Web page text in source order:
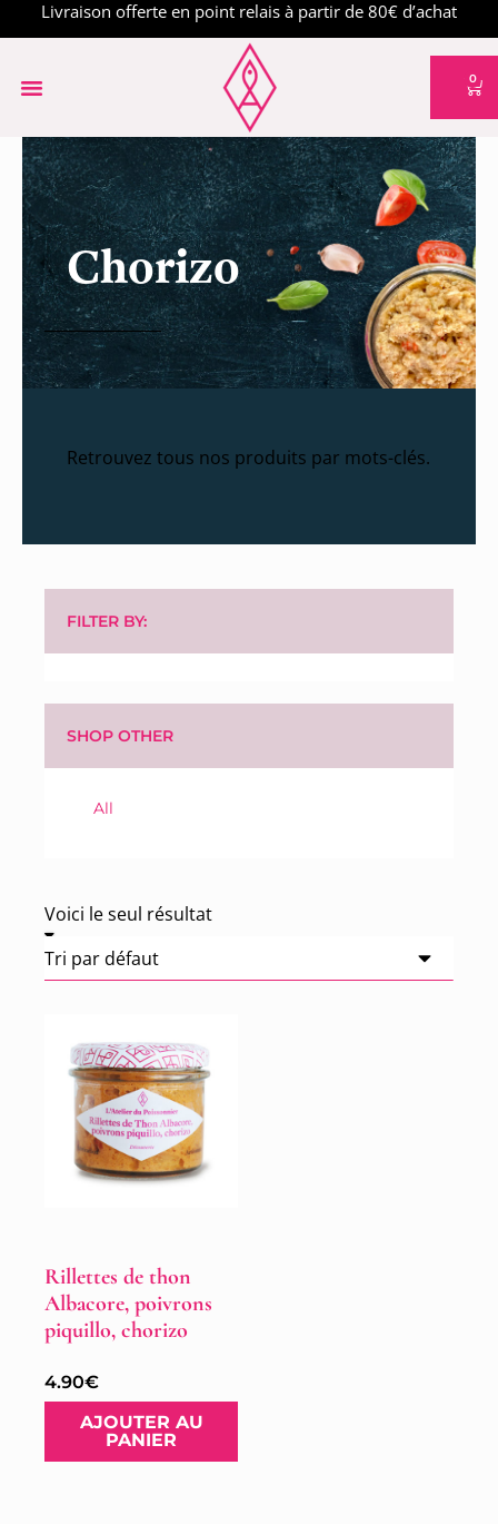
Livraison offerte en point relais à partir de 80€ d’achat
0
Chorizo
Retrouvez tous nos produits par mots-clés.
FILTER BY:
SHOP OTHER
All
Voici le seul résultat
Rillettes de thon
Albacore, poivrons
piquillo, chorizo
4.90€
AJOUTER AU
PANIER